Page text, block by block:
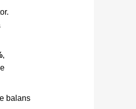
,
balans